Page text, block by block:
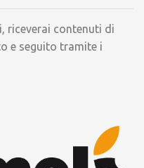
riceverai contenuti di
e seguito tramite i